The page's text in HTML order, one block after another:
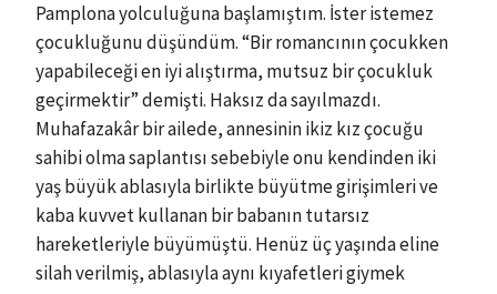
Pamplona yolculuğuna başlamıştım. İster istemez
çocukluğunu düşündüm. “Bir romancının çocukken
yapabileceği en iyi alıştırma, mutsuz bir çocukluk
geçirmektir” demişti. Haksız da sayılmazdı.
Muhafazakâr bir ailede, annesinin ikiz kız çocuğu
sahibi olma saplantısı sebebiyle onu kendinden iki
yaş büyük ablasıyla birlikte büyütme girişimleri ve
kaba kuvvet kullanan bir babanın tutarsız
hareketleriyle büyümüştü. Henüz üç yaşında eline
silah verilmiş, ablasıyla aynı kıyafetleri giymek